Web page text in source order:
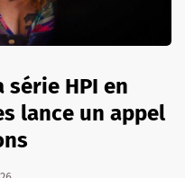
série HPI en
lance un appel